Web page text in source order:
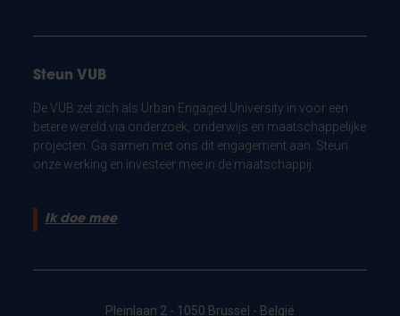
Steun VUB
De VUB zet zich als Urban Engaged University in voor een
betere wereld via onderzoek, onderwijs en maatschappelijke
projecten. Ga samen met ons dit engagement aan. Steun
onze werking en investeer mee in de maatschappij.
Ik doe mee
Pleinlaan 2 - 1050 Brussel - België